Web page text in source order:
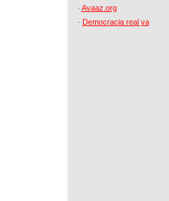
· Avaaz.org
· Democracia real ya